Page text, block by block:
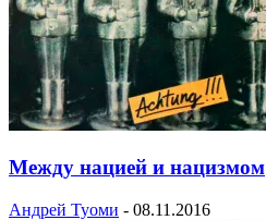
Между нацией и нацизмом
Андрей Туоми - 08.11.2016